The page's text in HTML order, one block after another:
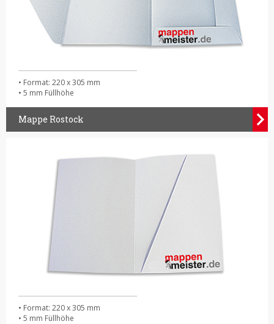
• Format: 220 x 305 mm
• 5 mm Füllhöhe
Mappe Rostock
• Format: 220 x 305 mm
• 5 mm Füllhöhe